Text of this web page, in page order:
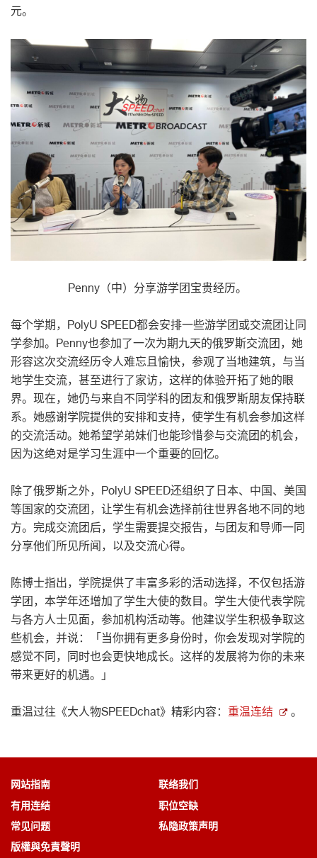
元。
Penny（中）分享游学团宝贵经历。
每个学期，PolyU SPEED都会安排一些游学团或交流团让同
学参加。Penny也参加了一次为期九天的俄罗斯交流团，她
形容这次交流经历令人难忘且愉快，参观了当地建筑，与当
地学生交流，甚至进行了家访，这样的体验开拓了她的眼
界。现在，她仍与来自不同学科的团友和俄罗斯朋友保持联
系。她感谢学院提供的安排和支持，使学生有机会参加这样
的交流活动。她希望学弟妹们也能珍惜参与交流团的机会，
因为这绝对是学习生涯中一个重要的回忆。
除了俄罗斯之外，PolyU SPEED还组织了日本、中国、美国
等国家的交流团，让学生有机会选择前往世界各地不同的地
方。完成交流团后，学生需要提交报告，与团友和导师一同
分享他们所见所闻，以及交流心得。
陈博士指出，学院提供了丰富多彩的活动选择，不仅包括游
学团，本学年还增加了学生大使的数目。学生大使代表学院
与各方人士见面，参加机构活动等。他建议学生积极争取这
些机会，并说：「当你拥有更多身份时，你会发现对学院的
感觉不同，同时也会更快地成长。这样的发展将为你的未来
带来更好的机遇。」
重温过往《大人物SPEEDchat》精彩内容： 重温连结 。
网站指南
联络我们
有用连结
职位空缺
常见问题
私隐政策声明
版權與免責聲明